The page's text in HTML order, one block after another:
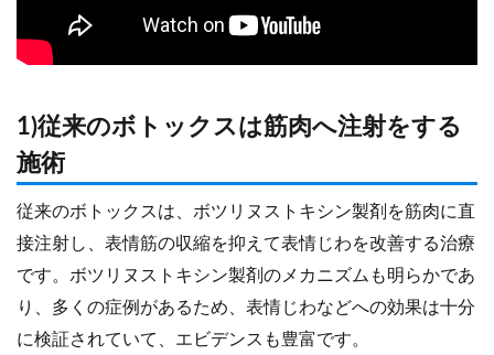
1)従来のボトックスは筋肉へ注射をする
施術
従来のボトックスは、ボツリヌストキシン製剤を筋肉に直
接注射し、表情筋の収縮を抑えて表情じわを改善する治療
です。ボツリヌストキシン製剤のメカニズムも明らかであ
り、多くの症例があるため、表情じわなどへの効果は十分
に検証されていて、エビデンスも豊富です。